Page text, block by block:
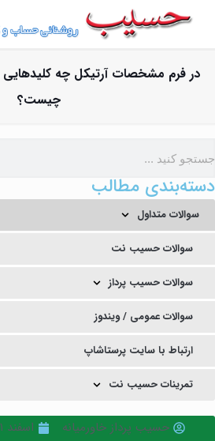
در فرم مشخصات آرتیکل چه کلیدهایی
چیست؟
دسته‌بندی مطالب
سوالات متداول
سوالات حسیب نت
سوالات حسیب پرداز
سوالات عمومی / ویندوز
ارتباط با سایت پرستاشاپ
تمرینات حسیب نت
حسیب پرداز خاورمیانه اسفند ۲۱, ۱۴۰۲